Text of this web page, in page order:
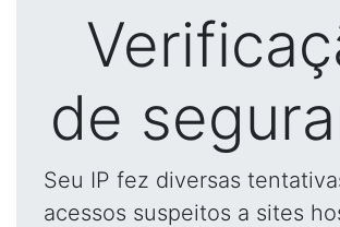
de
Seu IP fez diversas
acessos suspeitos a sites